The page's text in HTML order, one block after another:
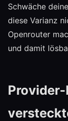
Schwäche
diese Varianz
Openrouter
und damit